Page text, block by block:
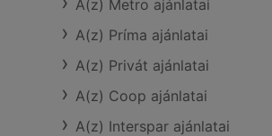
A(z) Metro ajánlatai
A(z) Príma ajánlatai
A(z) Privát ajánlatai
A(z) Coop ajánlatai
A(z) Interspar ajánlatai